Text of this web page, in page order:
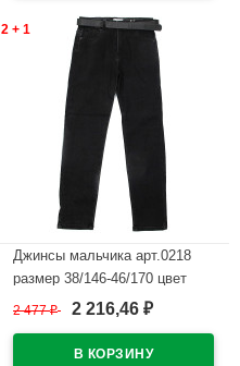
2 + 1
Джинсы мальчика арт.0218
размер 38/146-46/170 цвет
2 477₽ 2 216,46 ₽